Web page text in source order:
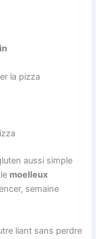
la pizza
aussi simple
moelleux
semaine
liant sans perdre